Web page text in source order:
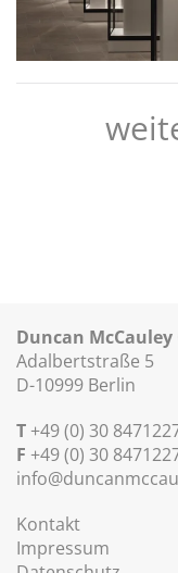
Duncan McCauley
Adalbertstraße 5
D-10999 Berlin
T +49 (0) 30
F +49 (0) 30
Kontakt
Impressum